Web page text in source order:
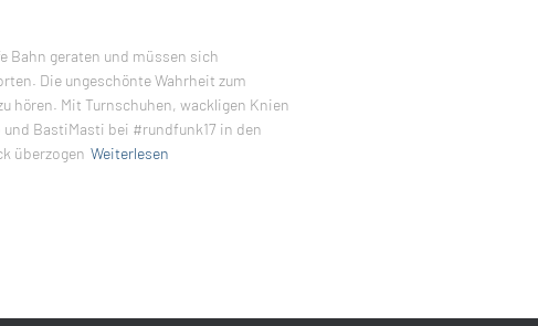
Bahn geraten und müssen sich
Die ungeschönte Wahrheit zum
hören. Mit Turnschuhen, wackligen Knien
BastiMasti bei #rundfunk17 in den
überzogen Weiterlesen